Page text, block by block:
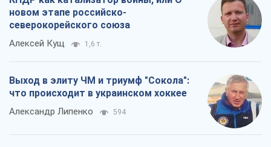
новом этапе российско-
северокорейского союза
Алексей Кущ 1,6 т.
Выход в элиту ЧМ и триумф "Сокола":
что происходит в украинском хоккее
Александр Липенко 594